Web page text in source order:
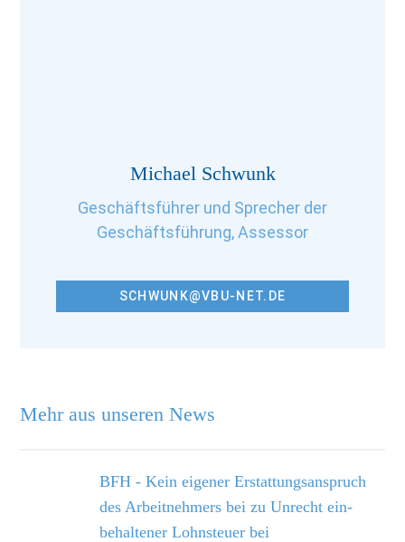
Mehr aus unseren News
BFH - Kein eigener Erstattungsanspruch
des Arbeitnehmers bei zu Unrecht ein­
behaltener Lohnsteuer bei
Michael Schwunk
Geschäftsführer und Sprecher der
Geschäftsführung, Assessor
SCHWUNK@VBU-NET.DE